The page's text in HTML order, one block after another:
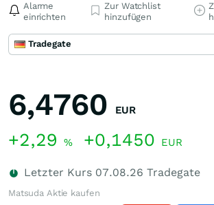
Alarme
einrichten
Zur Watchlist
hinzufügen
Tradegate
6,4760 EUR
+2,29 % +0,1450 EUR
Letzter Kurs 07.08.26 Tradegate
Matsuda Aktie kaufen